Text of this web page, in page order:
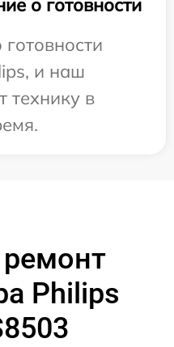
о готовности
и наш
технику в
Philips